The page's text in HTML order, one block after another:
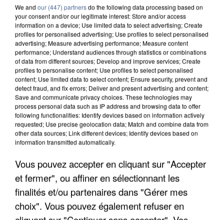
INTERPELLÉ EN ALGÉRIE
We and our (447) partnersdo the following data processing based on
your consent and/or our legitimate interest: Store and/or access
information on a device; Use limited data to select advertising; Create
profiles for personalised advertising; Use profiles to select personalised
advertising; Measure advertising performance; Measure content
performance; Understand audiences through statistics or combinations
of data from different sources; Develop and improve services; Create
profiles to personalise content; Use profiles to select personalised
content; Use limited data to select content; Ensure security, prevent and
detect fraud, and fix errors; Deliver and present advertising and content;
Save and communicate privacy choices. These technologies may
process personal data such as IP address and browsing data to offer
following functionalities: Identify devices based on information actively
requested; Use precise geolocation data; Match and combine data from
other data sources; Link different devices; Identify devices based on
information transmitted automatically.
Vous pouvez accepter en cliquant sur "Accepter
et fermer", ou affiner en sélectionnant les
finalités et/ou partenaires dans "Gérer mes
choix". Vous pouvez également refuser en